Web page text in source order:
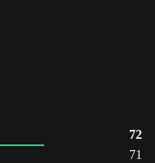
72
71